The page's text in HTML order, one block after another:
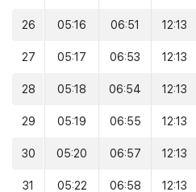
26 05:16 06:51 12:13
27 05:17 06:53 12:13
28 05:18 06:54 12:13
29 05:19 06:55 12:13
30 05:20 06:57 12:13
31 05:22 06:58 12:13